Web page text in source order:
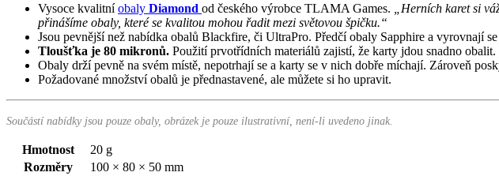
Vysoce kvalitníobaly Diamond od českého výrobce TLAMA Games.
„Herních karet si
přinášíme obaly, které se kvalitou mohou řadit mezi světovou špičku.“
Jsou pevnější než nabídka obalů Blackfire, či UltraPro. Předčí obaly Sapphire a vyrovnají
Tloušťka je 80 mikronů. Použití prvotřídních materiálů zajistí, že karty jdou snadno obalit.
Obaly drží pevně na svém místě, nepotrhají se a karty se v nich dobře míchají. Zároveň
Požadované množství obalů je přednastavené, ale můžete si ho upravit.
Součástí nabídky jsou pouze obaly, obrázek je pouze ilustrativní, není-li uvedeno jinak.
Hmotnost
20 g
Rozměry
100 × 80 × 50 mm